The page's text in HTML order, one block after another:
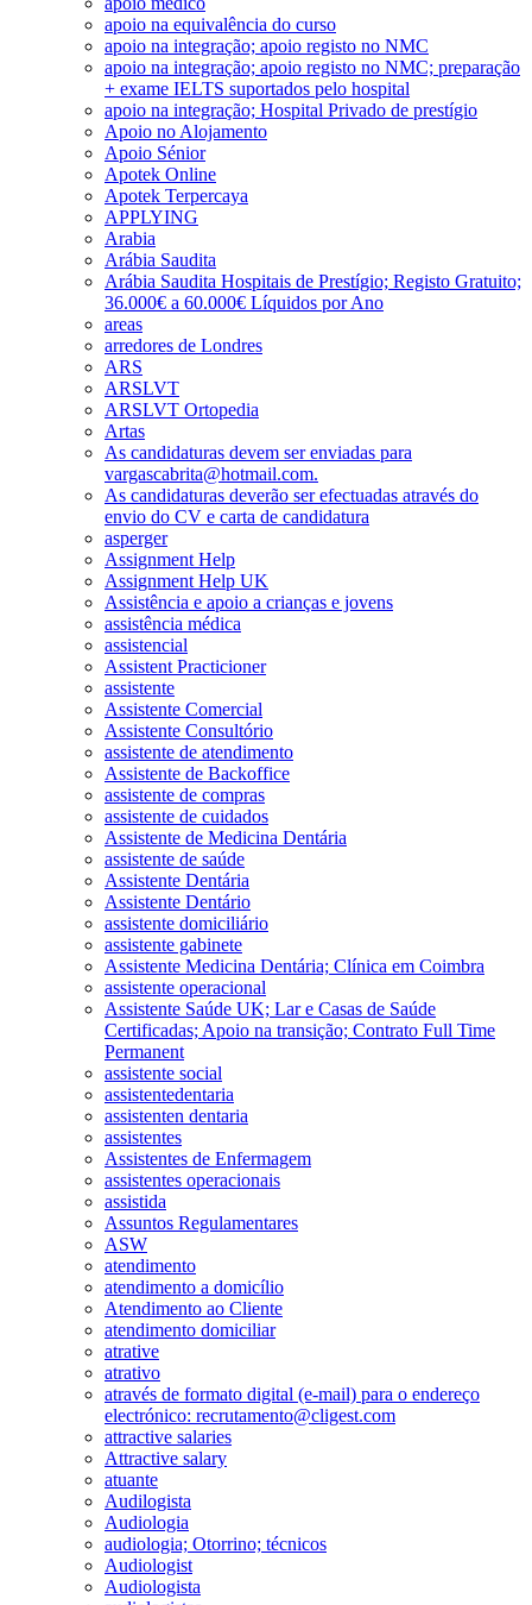
apoio na equivalência do curso
apoio na integração; apoio registo no NMC
apoio na integração; apoio registo no NMC; preparação
+ exame IELTS suportados pelo hospital
apoio na integração; Hospital Privado de prestígio
Apoio no Alojamento
Apoio Sénior
Apotek Online
Apotek Terpercaya
APPLYING
Arabia
Arábia Saudita
Arábia Saudita Hospitais de Prestígio; Registo Gratuito;
36.000€ a 60.000€ Líquidos por Ano
areas
arredores de Londres
ARS
ARSLVT
ARSLVT Ortopedia
Artas
As candidaturas devem ser enviadas para
vargascabrita@hotmail.com.
As candidaturas deverão ser efectuadas através do
envio do CV e carta de candidatura
asperger
Assignment Help
Assignment Help UK
Assistência e apoio a crianças e jovens
assistência médica
assistencial
Assistent Practicioner
assistente
Assistente Comercial
Assistente Consultório
assistente de atendimento
Assistente de Backoffice
assistente de compras
assistente de cuidados
Assistente de Medicina Dentária
assistente de saúde
Assistente Dentária
Assistente Dentário
assistente domiciliário
assistente gabinete
Assistente Medicina Dentária; Clínica em Coimbra
assistente operacional
Assistente Saúde UK; Lar e Casas de Saúde
Certificadas; Apoio na transição; Contrato Full Time
Permanent
assistente social
assistentedentaria
assistenten dentaria
assistentes
Assistentes de Enfermagem
assistentes operacionais
assistida
Assuntos Regulamentares
ASW
atendimento
atendimento a domicílio
Atendimento ao Cliente
atendimento domiciliar
atrative
atrativo
através de formato digital (e-mail) para o endereço
electrónico: recrutamento@cligest.com
attractive salaries
Attractive salary
atuante
Audilogista
Audiologia
audiologia; Otorrino; técnicos
Audiologist
Audiologista